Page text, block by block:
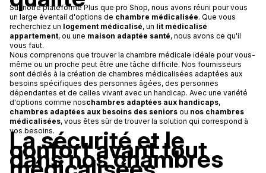
Sur notre plateforme Plus que pro Shop, nous avons réuni pour vous
un large éventail d'options de chambre médicalisée. Que vous
recherchiez un logement médicalisé, un lit médicalisé
appartement, ou une maison adaptée santé, nous avons ce qu'il
vous faut.
Nous comprenons que trouver la chambre médicale idéale pour vous-
même ou un proche peut être une tâche difficile. Nos fournisseurs
sont dédiés à la création de chambres médicalisées adaptées aux
besoins spécifiques des personnes âgées, des personnes
dépendantes et de celles vivant avec un handicap. Avec une variété
d'options comme noschambres adaptées aux handicaps,
chambres adaptées aux besoins des seniors ou nos chambres
médicalisées, vous êtes sûr de trouver la solution qui correspond à
vos besoins.
La sécurité et le
confort avant tout
dans nos chambres